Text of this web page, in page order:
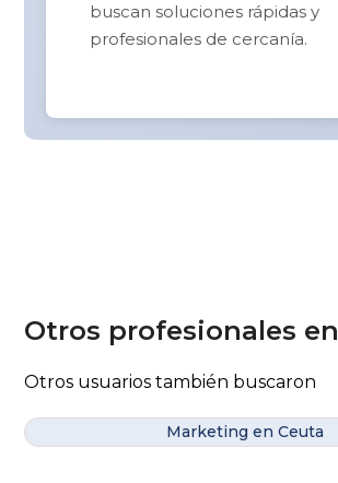
buscan soluciones rápidas y
profesionales de cercanía.
Otros profesionales
Otros usuarios también buscaron
Marketing en Ceuta